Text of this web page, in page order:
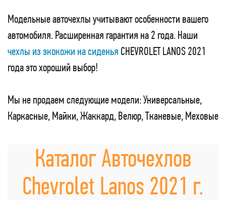
Модельные авточехлы учитывают особенности вашего
автомобиля. Расширенная гарантия на 2 года. Наши
чехлы из экокожи на сиденья CHEVROLET LANOS 2021
года это хороший выбор!
Мы не продаем следующие модели: Универсальные,
Каркасные, Майки, Жаккард, Велюр, Тканевые, Меховые
Каталог Авточехлов
Chevrolet Lanos 2021 г.